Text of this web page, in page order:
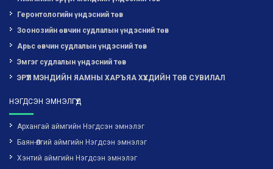
Геронтологийн үндэсний төв
Зоонозийн өвчин судлалын үндэсний төв
Арьс өвчин судлалын үндэсний төв
Эмгэг судлалын үндэсний төв
ЭРҮҮЛ МЭНДИЙН ЯАМНЫ ХАРЪЯА ХҮҮХДИЙН ТӨВ СУВИЛАЛ
НЭГДСЭН ЭМНЭЛГҮҮД
Архангай аймгийн Нэгдсэн эмнэлэг
Баян-Өлгий аймгийн Нэгдсэн эмнэлэг
Хэнтий аймгийн Нэгдсэн эмнэлэг